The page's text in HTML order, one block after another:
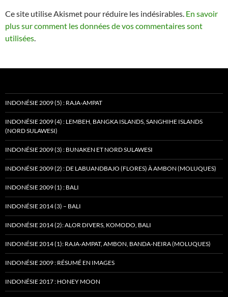
Ce site utilise Akismet pour réduire les indésirables. En savoir
plus sur comment les données de vos commentaires sont
utilisées.
INDONÉSIE 2009 (5) : RAJA-AMPAT
INDONÉSIE 2009 (4) : LEMBEH, BANGKA ISLANDS, SANGHIHE ISLANDS
(NORD SULAWESI)
INDONÉSIE 2009 (3) : BUNAKEN ET NORD SULAWESI
INDONÉSIE 2009 (2) : DE LABUANDBAJO (FLORES) À AMBON (MOLUQUES)
INDONÉSIE 2009 (1) : BALI
INDONÉSIE 2014 (3) – BALI
INDONÉSIE 2014 (2): ALOR DIVERS, KOMODO, BALI
INDONÉSIE 2014 (1): RAJA-AMPAT, AMBON, BANDA-NEIRA (MOLUQUES)
INDONÉSIE 2009 : RÉSUMÉ EN IMAGES
INDONÉSIE 2017 : HONEY MOON